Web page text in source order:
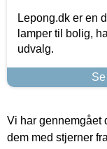
Lepong.dk er en
lamper til bolig,
udvalg.
Vi har gennemgået
dem med stjerner